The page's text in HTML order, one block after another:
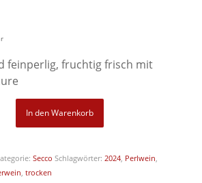
feinperlig, fruchtig frisch mit
In den Warenkorb
Secco Schlagwörter: 2024, Perlwein
trocken